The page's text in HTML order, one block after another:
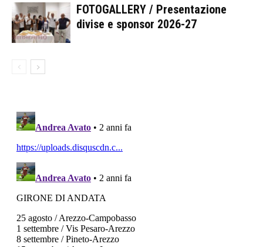
FOTOGALLERY / Presentazione
divise e sponsor 2026-27